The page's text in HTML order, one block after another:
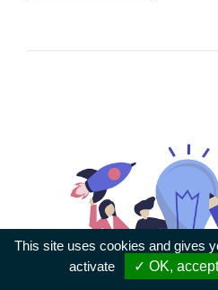
This site uses cookies and gives
activate
✓ OK, accept